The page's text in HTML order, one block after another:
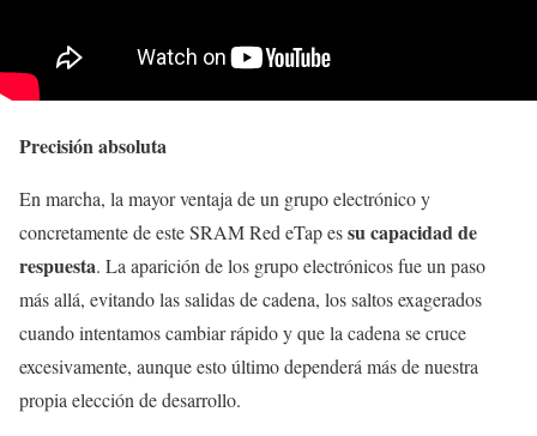
Precisión absoluta
En marcha, la mayor ventaja de un grupo electrónico y
concretamente de este SRAM Red eTap essu capacidad de
respuesta. La aparición de los grupo electrónicos fue un paso
más allá, evitando las salidas de cadena, los saltos exagerados
cuando intentamos cambiar rápido y que la cadena se cruce
excesivamente, aunque esto último dependerá más de nuestra
propia elección de desarrollo.